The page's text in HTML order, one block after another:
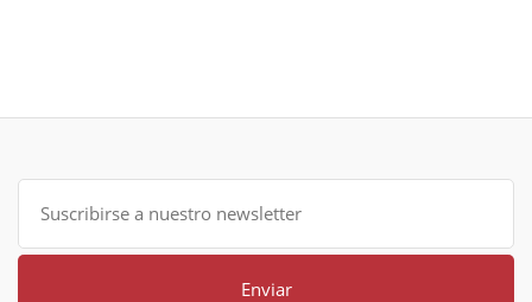
Enviar